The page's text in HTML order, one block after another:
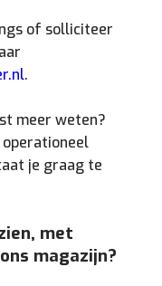
of solliciteer
.
meer weten?
operationeel
je graag te
met
magazijn?